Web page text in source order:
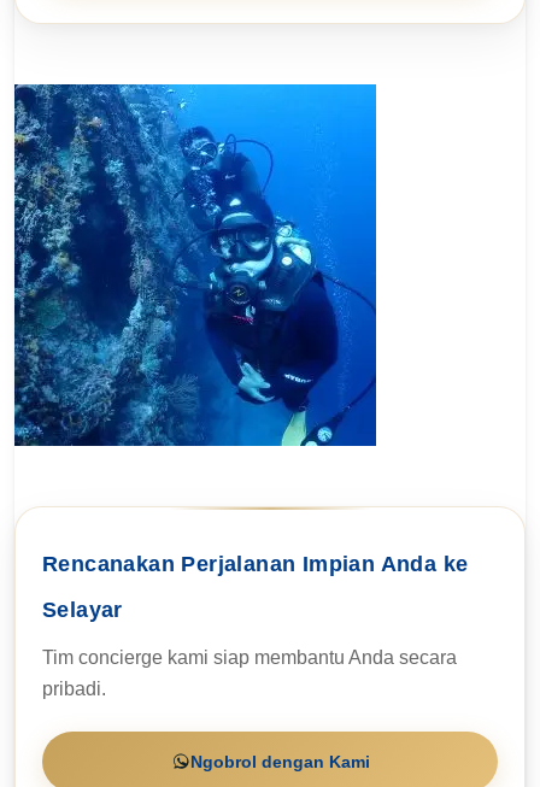
Rencanakan Perjalanan Impian Anda ke
Selayar
Tim concierge kami siap membantu Anda secara
pribadi.
Ngobrol dengan Kami